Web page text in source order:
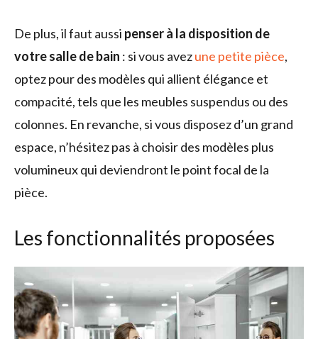
De plus, il faut aussi penser à la disposition de
votre salle de bain : si vous avezune petite pièce,
optez pour des modèles qui allient élégance et
compacité, tels que les meubles suspendus ou des
colonnes. En revanche, si vous disposez d’un grand
espace, n’hésitez pas à choisir des modèles plus
volumineux qui deviendront le point focal de la
pièce.
Les fonctionnalités proposées